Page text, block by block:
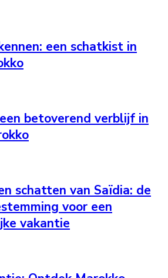
een schatkist in
betoverend verblijf in
schatten van Saïdia: de
voor een
vakantie